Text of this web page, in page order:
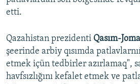
etti.
Qazahistan prezidenti Qasım-
şeerinde arbiy qısımda
etmek içün tedbirler azırlamaq",
havfsızlığını kefalet etmek ve